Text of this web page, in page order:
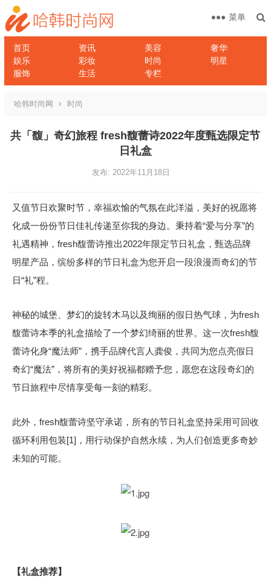
首页 资讯 美容
奢华
娱乐
彩妆 时尚
明星
服饰
生活 专栏
菜单
哈韩时尚网 时尚
共「馥」奇幻旅程 fresh馥蕾诗2022年度甄选限定节
日礼盒
发布: 2022年11月18日
又值节日欢聚时节，幸福欢愉的气氛在此洋溢，美好的祝愿将
化成一份份节日佳礼传递至你我的身边。秉持着“爱与分享”的
礼遇精神，fresh馥蕾诗推出2022年限定节日礼盒，甄选品牌
明星产品，缤纷多样的节日礼盒为您开启一段浪漫而奇幻的节
日“礼”程。
神秘的城堡、梦幻的旋转木马以及绚丽的假日热气球，为fresh
馥蕾诗本季的礼盒描绘了一个梦幻绮丽的世界。这一次fresh馥
蕾诗化身“魔法师”，携手品牌代言人龚俊，共同为您点亮假日
奇幻“魔法”，将所有的美好祝福都赠予您，愿您在这段奇幻的
节日旅程中尽情享受每一刻的精彩。
此外，fresh馥蕾诗坚守承诺，所有的节日礼盒坚持采用可回收
循环利用包装[1]，用行动保护自然永续，为人们创造更多奇妙
未知的可能。
【礼盒推荐】